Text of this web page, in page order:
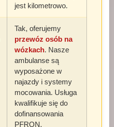
jest kilometrowo.
Tak, oferujemy
przewóz osób na
wózkach. Nasze
ambulanse są
wyposażone w
najazdy i systemy
mocowania. Usługa
kwalifikuje się do
dofinansowania
PFRON.